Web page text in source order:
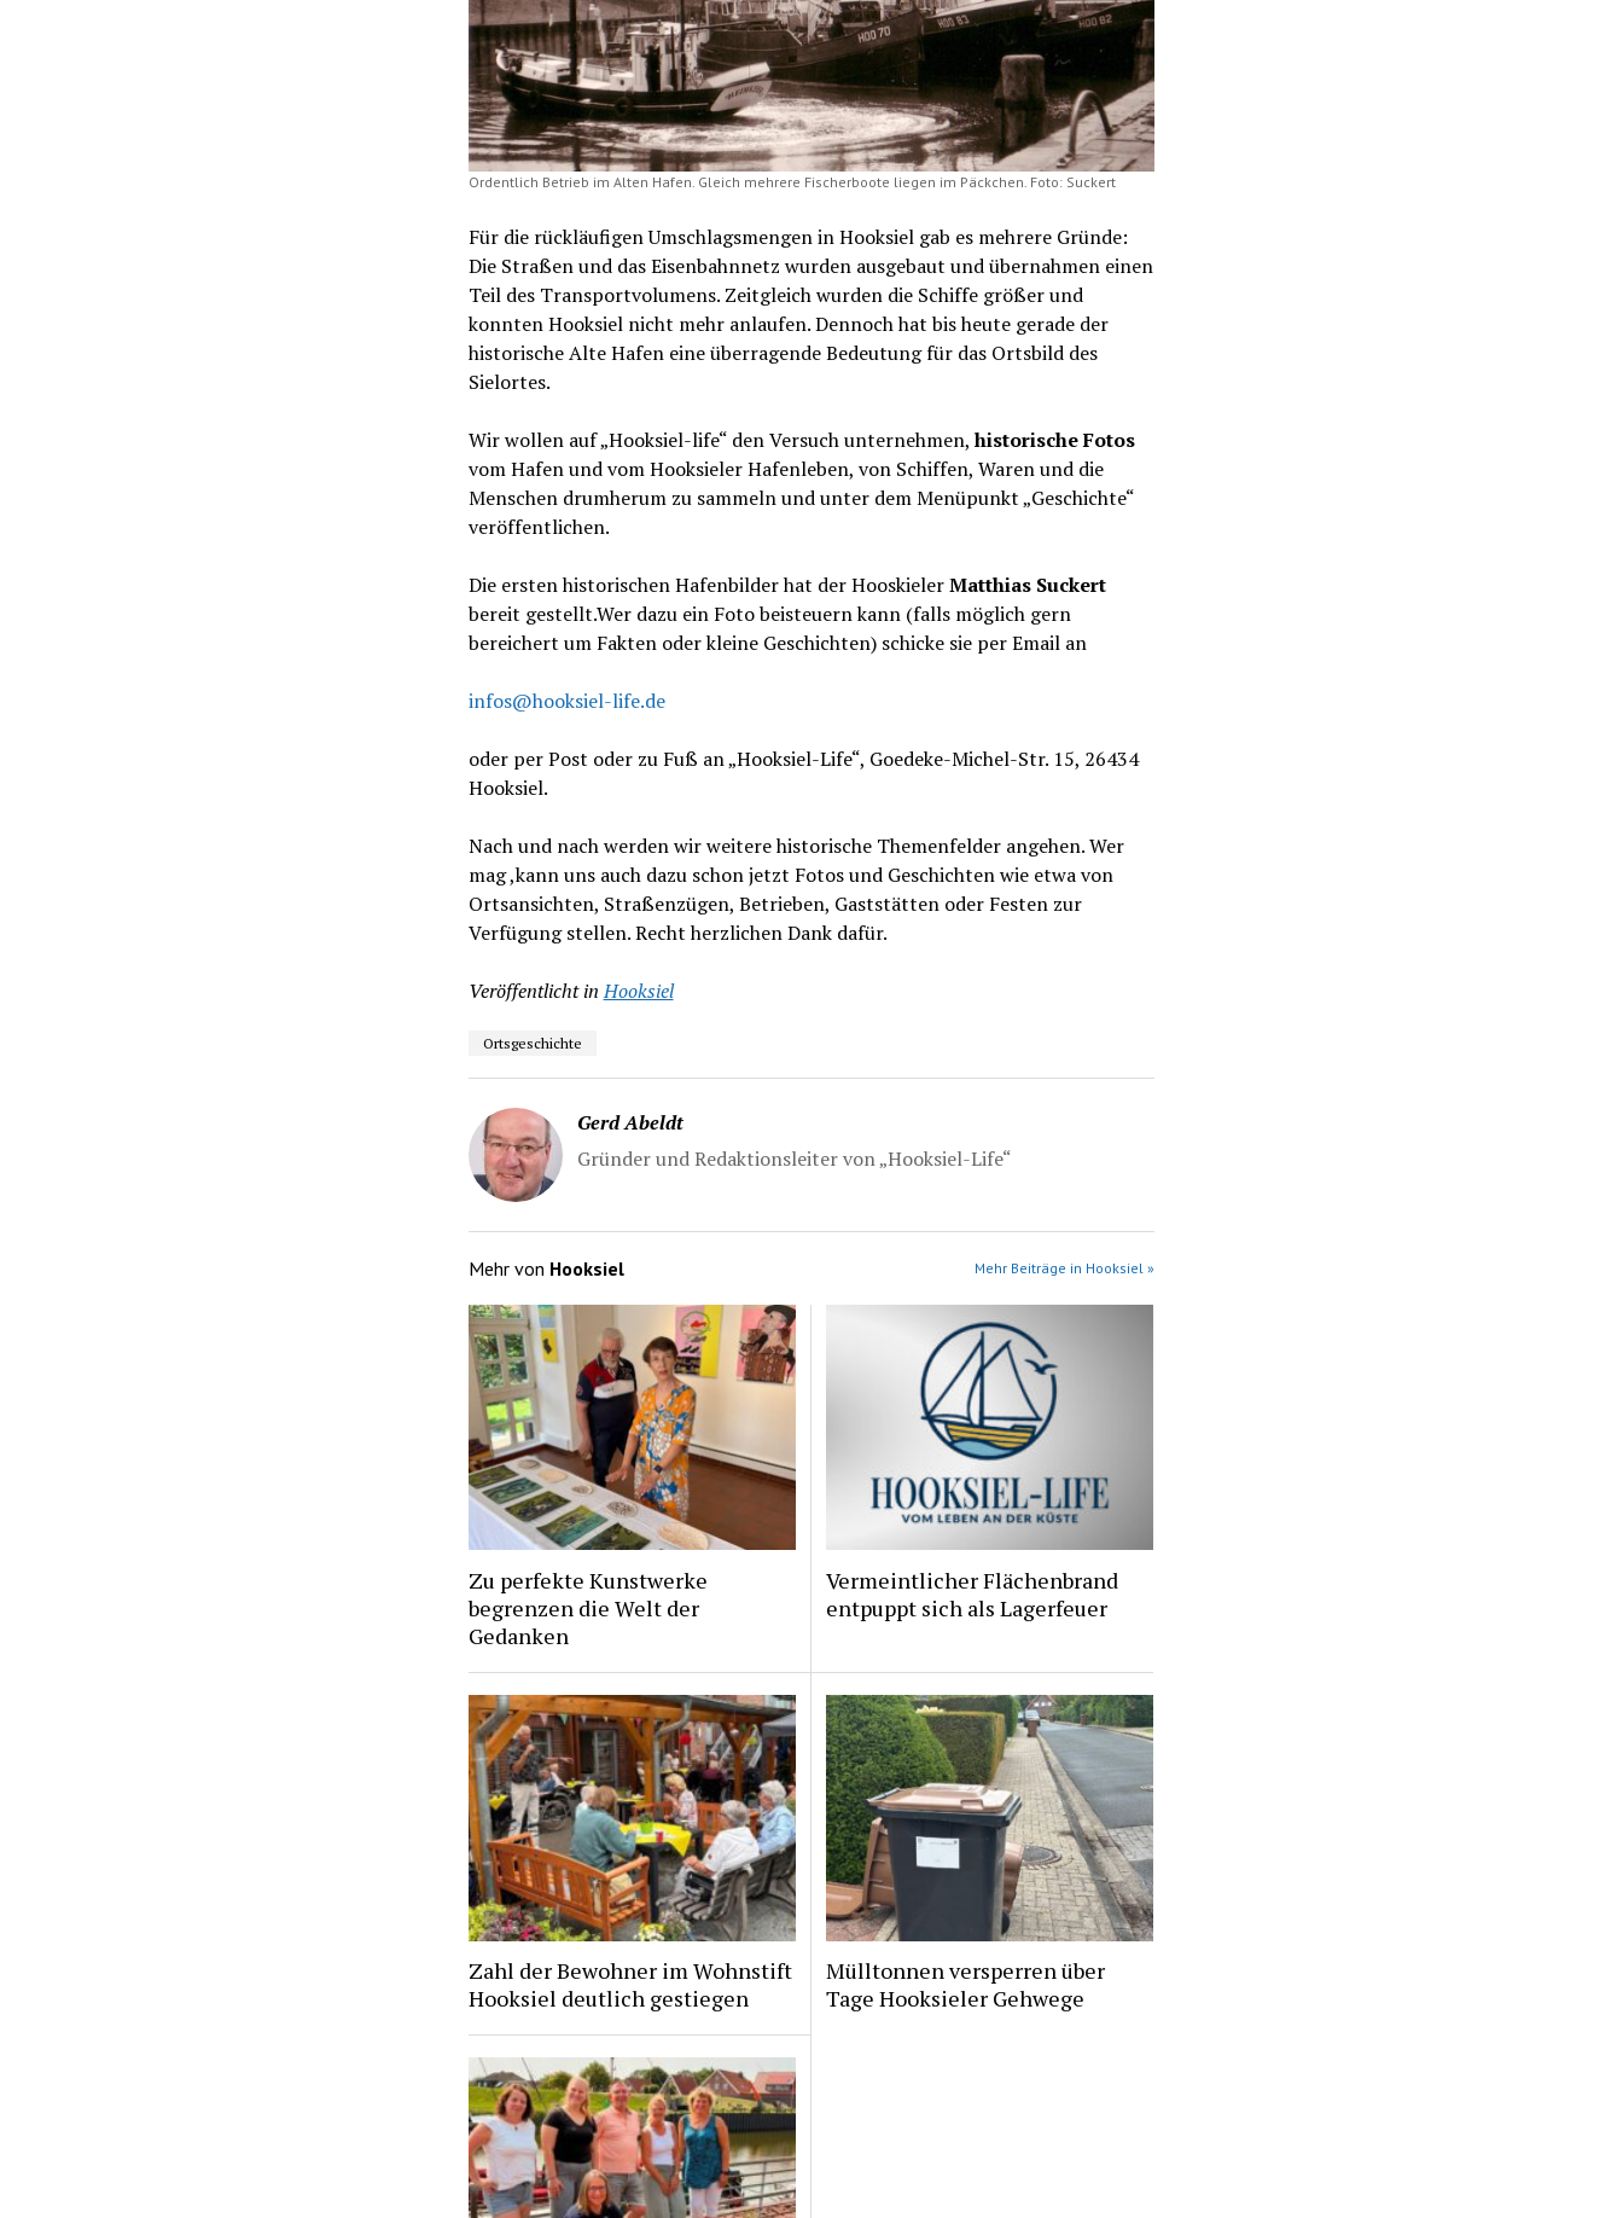
Ordentlich Betrieb im Alten Hafen. Gleich mehrere Fischerboote liegen im Päckchen. Foto: Suckert
Für die rückläufigen Umschlagsmengen in Hooksiel gab es mehrere Gründe:
Die Straßen und das Eisenbahnnetz wurden ausgebaut und übernahmen einen
Teil des Transportvolumens. Zeitgleich wurden die Schiffe größer und
konnten Hooksiel nicht mehr anlaufen. Dennoch hat bis heute gerade der
historische Alte Hafen eine überragende Bedeutung für das Ortsbild des
Sielortes.
Wir wollen auf „Hooksiel-life“ den Versuch unternehmen,historische Fotos
vom Hafen und vom Hooksieler Hafenleben, von Schiffen, Waren und die
Menschen drumherum zu sammeln und unter dem Menüpunkt „Geschichte“
veröffentlichen.
Die ersten historischen Hafenbilder hat der HooskielerMatthias Suckert
bereit gestellt.Wer dazu ein Foto beisteuern kann (falls möglich gern
bereichert um Fakten oder kleine Geschichten) schicke sie per Email an
infos@hooksiel-life.de
oder per Post oder zu Fuß an „Hooksiel-Life“, Goedeke-Michel-Str. 15, 26434
Hooksiel.
Nach und nach werden wir weitere historische Themenfelder angehen. Wer
mag ,kann uns auch dazu schon jetzt Fotos und Geschichten wie etwa von
Ortsansichten, Straßenzügen, Betrieben, Gaststätten oder Festen zur
Verfügung stellen. Recht herzlichen Dank dafür.
Veröffentlicht in Hooksiel
Ortsgeschichte
Gerd Abeldt
Gründer und Redaktionsleiter von „Hooksiel-Life“
Mehr von Hooksiel Mehr Beiträge in Hooksiel »
Zu perfekte Kunstwerke
begrenzen die Welt der
Gedanken
Vermeintlicher Flächenbrand
entpuppt sich als Lagerfeuer
Zahl der Bewohner im Wohnstift
Hooksiel deutlich gestiegen
Mülltonnen versperren über
Tage Hooksieler Gehwege